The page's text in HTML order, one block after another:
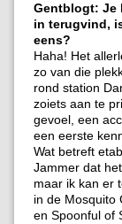
Gentblogt: Je
in terugvind,
eens?
Haha! Het
zo van die
rond station
zoiets aan te
gevoel, een
een eerste
Wat betreft
Jammer dat
maar ik kan er
in de Mosquito
en Spoonful of